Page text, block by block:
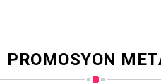
PROMOSYON